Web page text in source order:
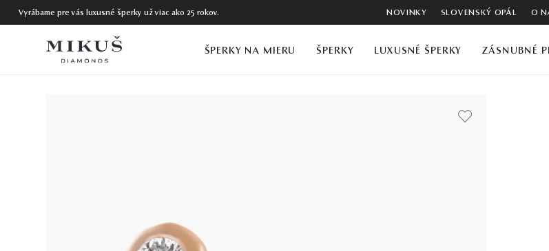
Vyrábame pre vás luxusné šperky už viac ako 25 rokov. NOVINKY SLOVENSKÝ OPÁL O
ŠPERKY NA MIERU ŠPERKY LUXUSNÉ ŠPERKY ZÁSNUBNÉ